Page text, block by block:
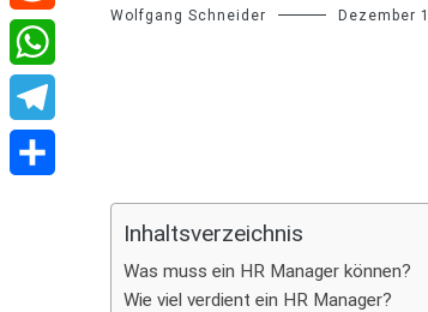
Wolfgang Schneider Dezember
Inhaltsverzeichnis
Was muss ein HR Manager können?
Wie viel verdient ein HR Manager?
Reddit
WhatsApp
Telegram